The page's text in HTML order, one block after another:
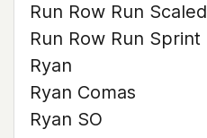
Run Row Run Scaled
Run Row Run Sprint
Ryan
Ryan Comas
Ryan SO